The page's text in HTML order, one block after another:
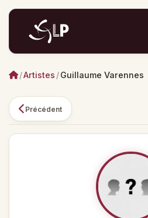
/Artistes /Guillaume Varennes
Précédent